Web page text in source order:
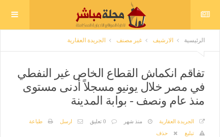
الرئيسية الارشيف غير مصنف الجريدة العقارية
تفاقم انكماش القطاع الخاص غير النفطي
في مصر خلال يونيو مسجلاً أدنى مستوى
منذ عام ونصف - بوابة المدينة
الجريدة العقارية منذ شهر 0 تعليق ارسل
طباعة
تبليغ
حذف